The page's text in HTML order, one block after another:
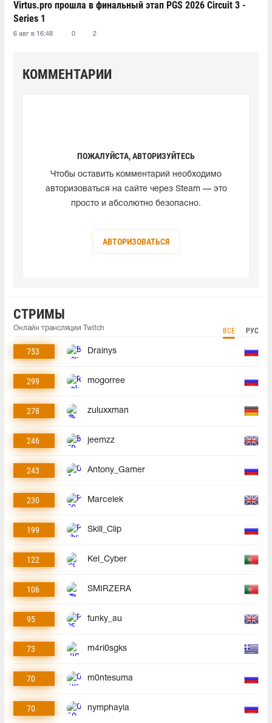
Virtus.pro прошла в финальный этап PGS 2026 Circuit 3 -
Series 1
6 авг в 16:48 0 2
КОММЕНТАРИИ
ПОЖАЛУЙСТА, АВТОРИЗУЙТЕСЬ
Чтобы оставить комментарий необходимо
авторизоваться на сайте через Steam — это
просто и абсолютно безопасно.
АВТОРИЗОВАТЬСЯ
СТРИМЫ
Онлайн трансляции Twitch ВСЕ РУС
753 Drainys
299 mogorree
278 zuluxxman
246 jeemzz
243 Antony_Gamer
230 Marcelek
199 Skill_Clip
122 Kel_Cyber
106 SMIRZERA
95 funky_au
73 m4ri0sgks
70 m0ntesuma
70 nymphayia